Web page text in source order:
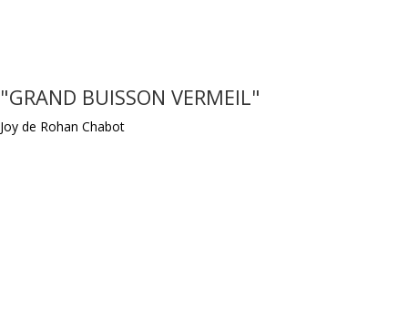
"GRAND BUISSON VERMEIL"
Joy de Rohan Chabot